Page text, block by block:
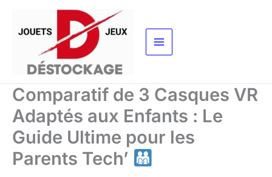
contenu
Comparatif de 3 Casques VR
Adaptés aux Enfants : Le
Guide Ultime pour les
Parents Tech’